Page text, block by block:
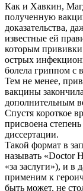
Как и Хавкин,
полученную
доказательства,
известные ей
которым прививки
острых
болела гриппом с
Тем не менее,
вакцины
дополнительным
Спустя короткое
присвоена
диссертации.
Такой формат в
называть «Doctor
«за заслуги»), и в
применим к
быть может, не